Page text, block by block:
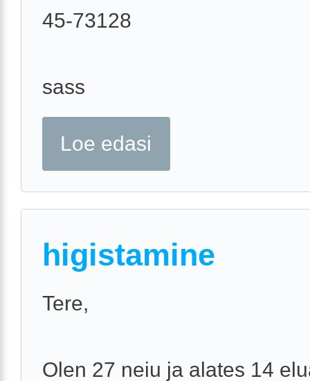
45-73128
sass
Loe edasi
higistamine
Tere,
Olen 27 neiu ja alates 14